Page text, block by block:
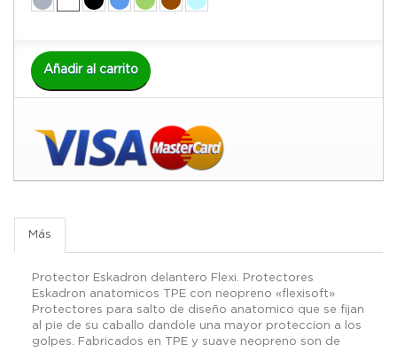
Añadir al carrito
Más
Protector Eskadron delantero Flexi. Protectores
Eskadron anatomicos TPE con neopreno «flexisoft»
Protectores para salto de diseño anatomico que se fijan
al pie de su caballo dandole una mayor proteccion a los
golpes. Fabricados en TPE y suave neopreno son de